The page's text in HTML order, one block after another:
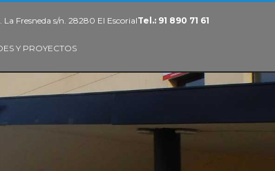
La Fresneda s/n. 28280 El EscorialTel.: 91 890 71 61
Y PROYECTOS